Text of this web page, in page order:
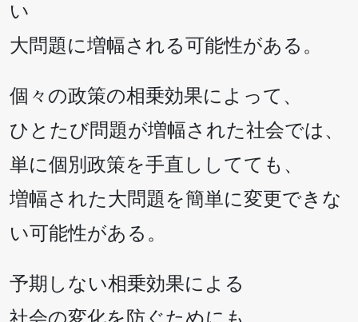
い
大問題に増幅される可能性がある。
個々の政策の相乗効果によって、
ひとたび問題が増幅された社会では、
単に個別政策を手直ししてても、
増幅された大問題を簡単に変更できな
い可能性がある。
予期しない相乗効果による